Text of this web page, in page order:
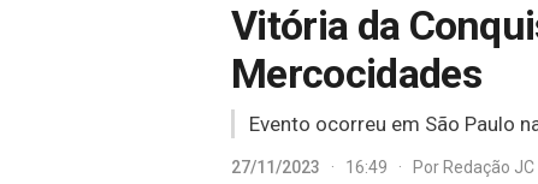
Vitória da
Mercocidades
Evento ocorreu em São Paulo
27/11/2023 · 16:49 · PorRedação JC